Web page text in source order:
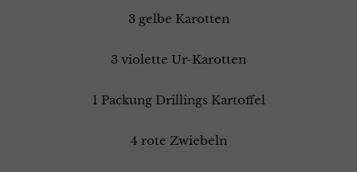
3 gelbe Karotten
3 violette Ur-Karotten
1 Packung Drillings Kartoffel
4 rote Zwiebeln